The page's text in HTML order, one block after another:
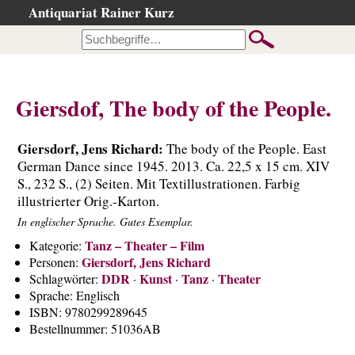
Antiquariat Rainer Kurz
…nach Beschreibung
…nach Schlagwort
…nach Person
Neuzugänge
…der letzten Wochen
…der letzten Tage
Gesamtbestand
Ankauf
Giersdof, The body of the People.
Giersdorf, Jens Richard: The body of the People. East
German Dance since 1945. 2013. Ca. 22,5 x 15 cm. XIV
S., 232 S., (2) Seiten. Mit Textillustrationen. Farbig
illustrierter Orig.-Karton.
In englischer Sprache. Gutes Exemplar.
Kategorie: Tanz – Theater – Film
Personen: Giersdorf, Jens Richard
Schlagwörter: DDR · Kunst· Tanz · Theater
Sprache: Englisch
ISBN: 9780299289645
Bestellnummer: 51036AB